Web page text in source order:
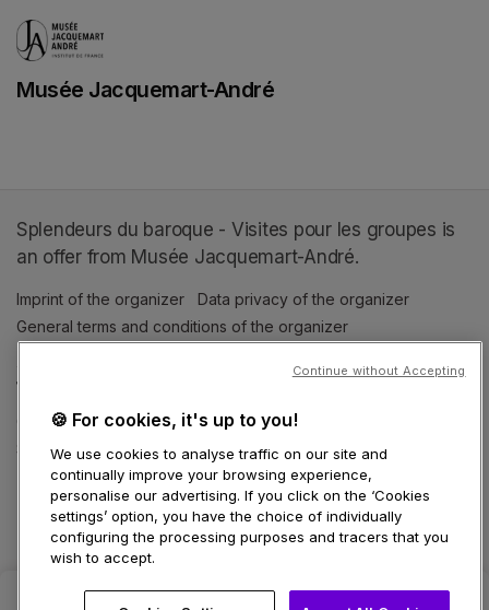
Musée Jacquemart-André
Splendeurs du baroque - Visites pour les groupes is
an offer from Musée Jacquemart-André.
Imprint of the organizer (opens in a new tab)
Data privacy of the organizer
General terms and conditions of the organizer
Cookie settings(opens in a new tab)
Data privacy policy(opens in a new tab)
Support (opens in a new tab)
🍪 For cookies, it's up to you!
We use cookies to analyse traffic on our site and
continually improve your browsing experience,
personalise our advertising. If you click on the ‘Cookies
settings’ option, you have the choice of individually
configuring the processing purposes and tracers that you
wish to accept.
Continue without Accepting